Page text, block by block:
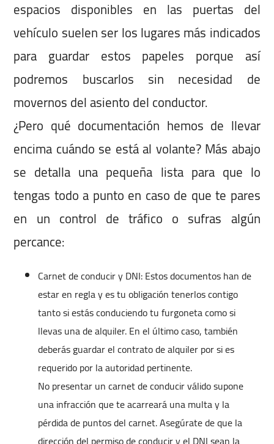
espacios disponibles en las puertas del
vehículo suelen ser los lugares más indicados
para guardar estos papeles porque así
podremos buscarlos sin necesidad de
movernos del asiento del conductor.
¿Pero qué documentación hemos de llevar
encima cuándo se está al volante? Más abajo
se detalla una pequeña lista para que lo
tengas todo a punto en caso de que te pares
en un control de tráfico o sufras algún
percance:
Carnet de conducir y DNI: Estos documentos han de
estar en regla y es tu obligación tenerlos contigo
tanto si estás conduciendo tu furgoneta como si
llevas una de alquiler. En el último caso, también
deberás guardar el contrato de alquiler por si es
requerido por la autoridad pertinente.
No presentar un carnet de conducir válido supone
una infracción que te acarreará una multa y la
pérdida de puntos del carnet. Asegúrate de que la